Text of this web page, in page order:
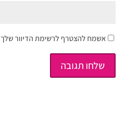
אשמח להצטרף לרשימת הדיוור שלך